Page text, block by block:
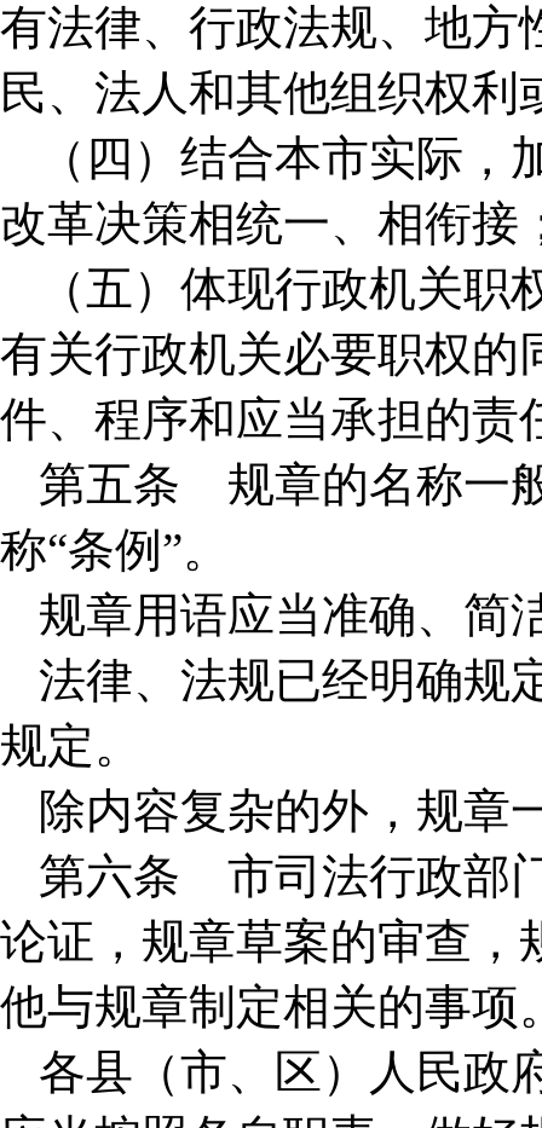
有法律、行政法规、地方
民、法人和其他组织权
（四）结合本市实际
改革决策相统一、相衔接
（五）体现行政机关
有关行政机关必要职权的
件、程序和应当承担的责
第五条 规章的名称一
称“条例”。
规章用语应当准确、简
法律、法规已经明确规
规定。
除内容复杂的外，规章
第六条 市司法行政部
论证，规章草案的审查，
他与规章制定相关的事项
各县（市、区）人民政